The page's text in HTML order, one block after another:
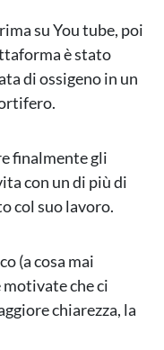
su You tube, poi
è stato
di ossigeno in un
finalmente gli
con un di più di
col suo lavoro.
(a cosa mai
che ci
chiarezza, la